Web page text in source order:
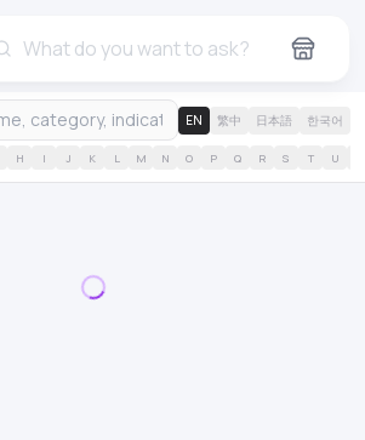
EN 繁中 日本語 한국어
H I J K L M N O P Q R S T U